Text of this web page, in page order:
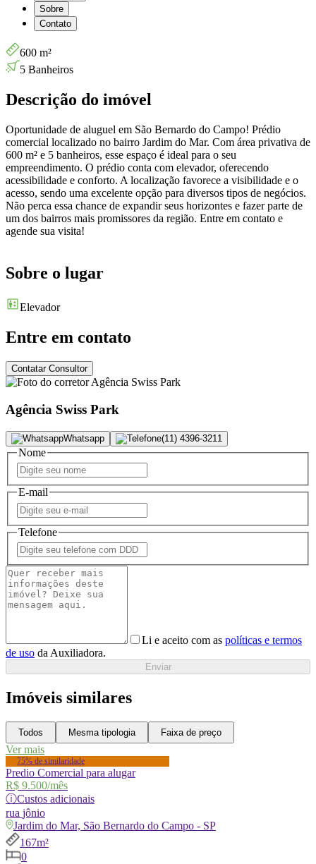
Sobre
Contato
600 m²
5 Banheiros
Descrição do imóvel
Oportunidade de aluguel em São Bernardo do Campo! Prédio
comercial localizado no bairro Jardim do Mar. Com área privativa de
600 m² e 5 banheiros, esse espaço é ideal para o seu
empreendimento. O prédio conta com elevador, oferecendo
acessibilidade e conforto. A localização favorece a visibilidade e o
acesso, sendo uma excelente opção para diversos tipos de negócios.
Não perca essa chance de expandir seus horizontes e fazer parte de
um dos bairros mais promissores da região. Entre em contato e
agende sua visita!
Sobre o lugar
Elevador
Entre em contato
Contatar Consultor
Agência Swiss Park
Whatsapp (11) 4396-3211
Nome
E-mail
Telefone
Li e aceito com as políticas e termos
de uso da Auxiliadora.
Enviar
Imóveis similares
Todos Mesma tipologia Faixa de preço
Ver mais
75% de similaridade
Predio Comercial para alugar
R$ 9.500/mês
ⓘCustos adicionais
rua jônio
Jardim do Mar, São Bernardo do Campo - SP
167m²
0